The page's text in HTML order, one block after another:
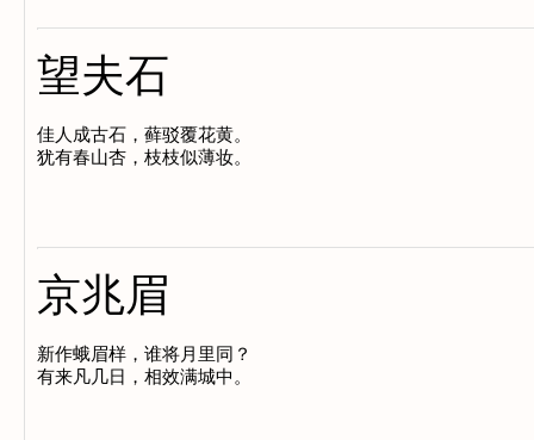
望夫石
佳人成古石，藓驳覆花黄。
京兆眉
新作蛾眉样，谁将月里同？